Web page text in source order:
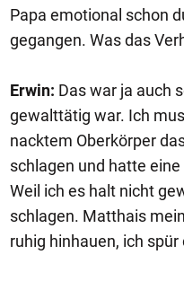
Papa emotional schon
gegangen. Was das
Erwin: Das war ja auch
gewalttätig war. Ich
nacktem Oberkörper
schlagen und hatte
Weil ich es halt nicht
schlagen. Matthais
ruhig hinhauen, ich spür